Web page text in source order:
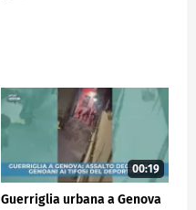
00:19
Guerriglia urbana a Genova